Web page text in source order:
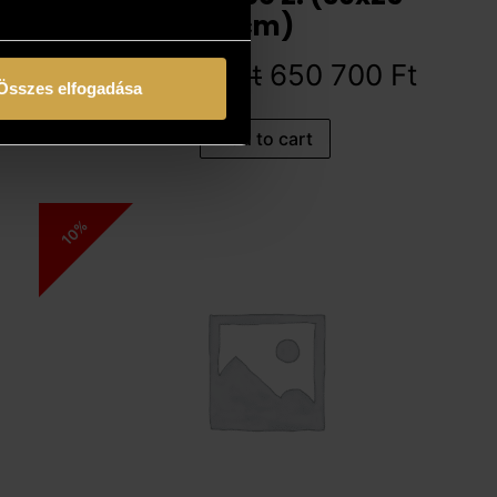
elfogadása
cm)
723 000 Ft 650 700 Ft
Add to cart
10%